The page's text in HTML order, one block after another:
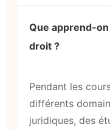
Que apprend-
droit ?
Pendant les
différents
juridiques, des